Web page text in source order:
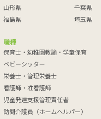
山形県
福島県
千葉県
埼玉県
職種
保育士・幼稚園教諭・学童保育
ベビーシッター
栄養士・管理栄養士
看護師・准看護師
児童発達支援管理責任者
訪問介護員（ホームヘルパー）